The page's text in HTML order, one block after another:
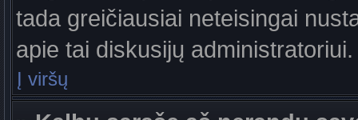
tada greičiausiai neteisingai
apie tai diskusijų administratoriui.
Į viršų